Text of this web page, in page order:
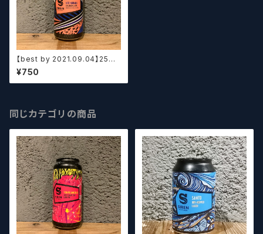
【best by 2021.09.04】25%o
ff ¥1000→¥750 SAIREN N
EO NORMAL CALIFORNIA I
PA / サイレン ネオノーマル カ
¥750
同じカテゴリの商品